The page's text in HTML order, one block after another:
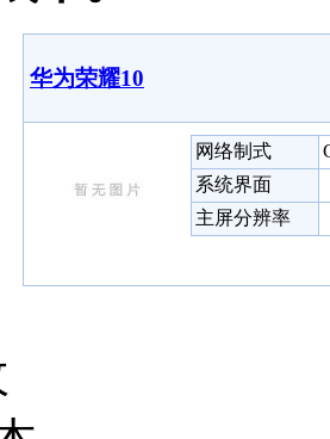
华为荣耀10
网络制式
系统界面
主屏分辨率